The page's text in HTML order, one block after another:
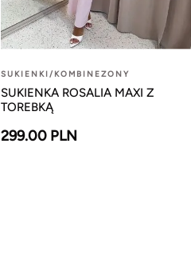
SUKIENKI/KOMBINEZONY
SUKIENKA ROSALIA MAXI Z
TOREBKĄ
299.00 PLN